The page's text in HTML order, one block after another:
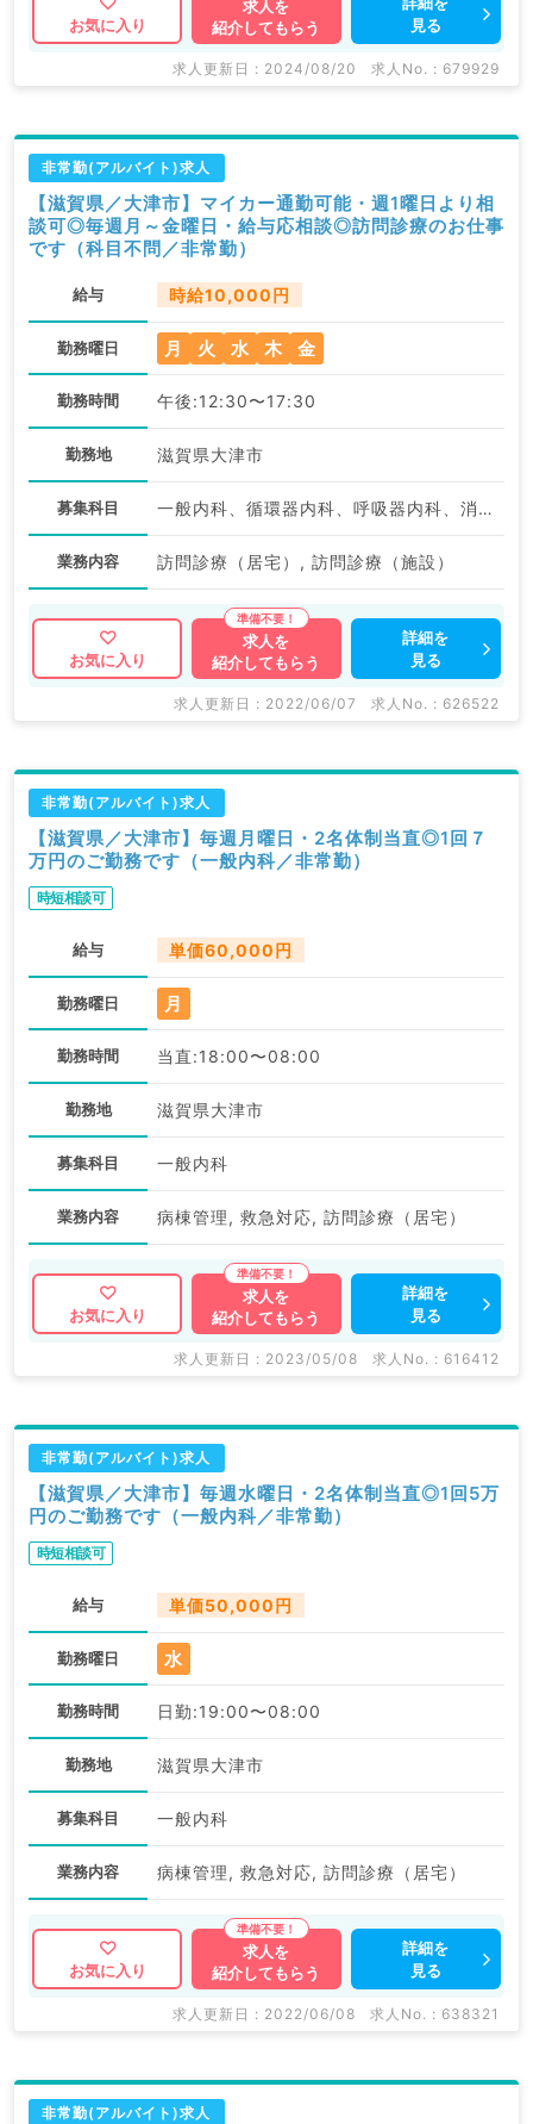
お気に入り
求人を
紹介してもらう
見る
求人更新日 : 2024/08/20 求人No. : 679929
非常勤(アルバイト)求人
【滋賀県／大津市】マイカー通勤可能・週1曜日より相
談可◎毎週月～金曜日・給与応相談◎訪問診療のお仕事
です（科目不問／非常勤）
給与 時給10,000円
勤務曜日 月 火 水 木 金
勤務時間 午後:12:30〜17:30
勤務地 滋賀県大津市
募集科目 一般内科、循環器内科、呼吸器内科、消化器内科、老年内科
業務内容 訪問診療（居宅）, 訪問診療（施設）
お気に入り
求人を
紹介してもらう
詳細を
見る
求人更新日 : 2022/06/07 求人No. : 626522
非常勤(アルバイト)求人
【滋賀県／大津市】毎週月曜日・2名体制当直◎1回７
万円のご勤務です（一般内科／非常勤）
時短相談可
給与 単価60,000円
勤務曜日 月
勤務時間 当直:18:00〜08:00
勤務地 滋賀県大津市
募集科目 一般内科
業務内容 病棟管理, 救急対応, 訪問診療（居宅）
お気に入り
求人を
紹介してもらう
詳細を
見る
求人更新日 : 2023/05/08 求人No. : 616412
非常勤(アルバイト)求人
【滋賀県／大津市】毎週水曜日・2名体制当直◎1回5万
円のご勤務です（一般内科／非常勤）
時短相談可
給与 単価50,000円
勤務曜日 水
勤務時間 日勤:19:00〜08:00
勤務地 滋賀県大津市
募集科目 一般内科
業務内容 病棟管理, 救急対応, 訪問診療（居宅）
お気に入り
求人を
紹介してもらう
詳細を
見る
求人更新日 : 2022/06/08 求人No. : 638321
非常勤(アルバイト)求人